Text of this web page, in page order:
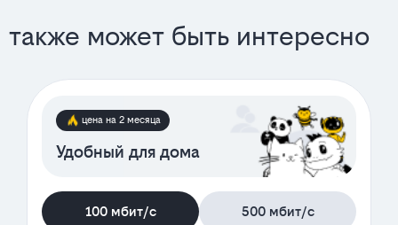
также может быть интересно
цена на 2 месяца
Удобный для дома
100 мбит/с 500 мбит/с